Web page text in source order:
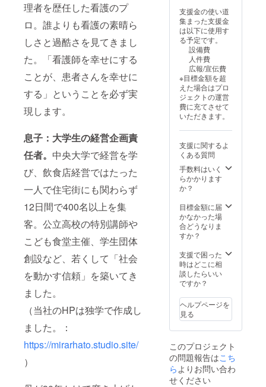
理者を歴任した看護のプ
ロ。誰よりも看護の素晴ら
しさと過酷さを見てきまし
た。「看護師を幸せにする
ことが、患者さんを幸せに
する」ということを必ず実
現します。
息子：大学生の経営企画責
任者。 中央大学で経営を学
び、飲食店経営ではたった
一人で住宅街にも関わらず
12日間で400名以上を集
客。公立高校の特別講師や
こども食堂主催、学生団体
創設など、若くして「社会
を動かす信頼」を築いてき
ました。
（当社のHPは独学で作成し
ました。：
https://mirarhato.studio.site/
）
支援金の使い道
集まった支援金
は以下に使用す
る予定です。
設備費
人件費
広報/宣伝費
※目標金額を超
えた場合はプロ
ジェクトの運営
費に充てさせて
いただきます。
支援に関するよ
くある質問
手数料はいく
らかかります
か？
目標金額に届
かなかった場
合どうなりま
すか？
支援で困った
時はどこに相
談したらいい
ですか？
ヘルプページを
見る
このプロジェクト
の問題報告はこち
らよりお問い合わ
せください